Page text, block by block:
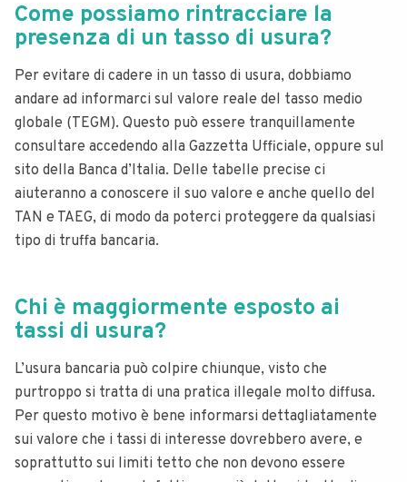
Come possiamo rintracciare la
presenza di un tasso di usura?
Per evitare di cadere in un tasso di usura, dobbiamo
andare ad informarci sul valore reale del tasso medio
globale (TEGM). Questo può essere tranquillamente
consultare accedendo alla Gazzetta Ufficiale, oppure sul
sito della Banca d’Italia. Delle tabelle precise ci
aiuteranno a conoscere il suo valore e anche quello del
TAN e TAEG, di modo da poterci proteggere da qualsiasi
tipo di truffa bancaria.
Chi è maggiormente esposto ai
tassi di usura?
L’usura bancaria può colpire chiunque, visto che
purtroppo si tratta di una pratica illegale molto diffusa.
Per questo motivo è bene informarsi dettagliatamente
sui valore che i tassi di interesse dovrebbero avere, e
soprattutto sui limiti tetto che non devono essere